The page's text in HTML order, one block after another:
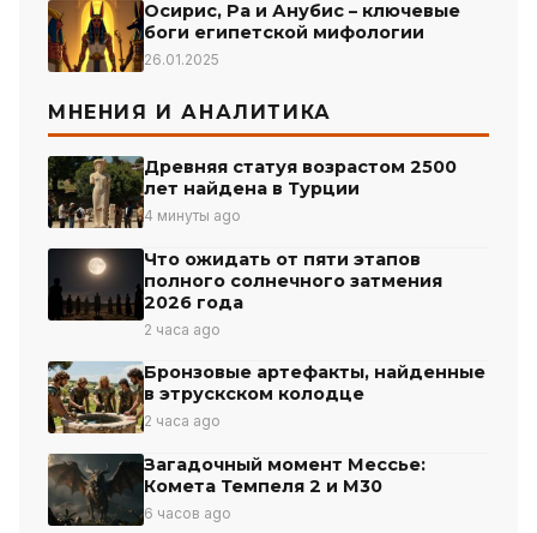
Осирис, Ра и Анубис – ключевые
боги египетской мифологии
26.01.2025
МНЕНИЯ И АНАЛИТИКА
Древняя статуя возрастом 2500
лет найдена в Турции
4 минуты ago
Что ожидать от пяти этапов
полного солнечного затмения
2026 года
2 часа ago
Бронзовые артефакты, найденные
в этрускском колодце
2 часа ago
Загадочный момент Мессье:
Комета Темпеля 2 и М30
6 часов ago